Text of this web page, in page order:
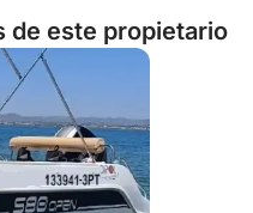
de este propietario